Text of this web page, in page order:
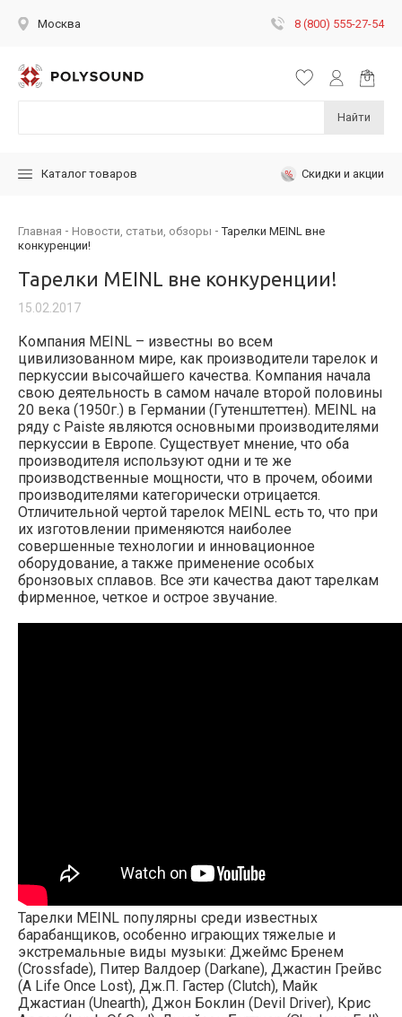
Москва 8 (800) 555-27-54
Найти
Каталог товаров Скидки и акции
Главная Новости, статьи, обзоры
Тарелки MEINL вне
конкуренции!
Тарелки MEINL вне конкуренции!
15.02.2017
Компания MEINL – известны во всем
цивилизованном мире, как производители тарелок и
перкуссии высочайшего качества. Компания начала
свою деятельность в самом начале второй половины
20 века (1950г.) в Германии (Гутенштеттен). MEINL на
ряду с Paiste являются основными производителями
перкуссии в Европе. Существует мнение, что оба
производителя используют одни и те же
производственные мощности, что в прочем, обоими
производителями категорически отрицается.
Отличительной чертой тарелок MEINL есть то, что при
их изготовлении применяются наиболее
совершенные технологии и инновационное
оборудование, а также применение особых
бронзовых сплавов. Все эти качества дают тарелкам
фирменное, четкое и острое звучание.
Тарелки MEINL популярны среди известных
барабанщиков, особенно играющих тяжелые и
экстремальные виды музыки: Джеймс Бренем
(Crossfade), Питер Валдоер (Darkane), Джастин Грейвс
(A Life Once Lost), Дж.П. Гастер (Clutch), Майк
Джастиан (Unearth), Джон Боклин (Devil Driver), Крис